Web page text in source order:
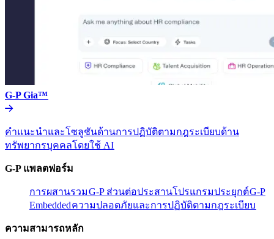
G-P Gia™​​
คำแนะนำและโซลูชันด้านการปฏิบัติตามกฎระเบียบด้าน
ทรัพยากรบุคคลโดยใช้ AI​​
G-P แพลตฟอร์ม​​
การผสานรวม​​G-P ส่วนต่อประสานโปรแกรมประยุกต์​​G-P
Embedded​​ความปลอดภัยและการปฏิบัติตามกฎระเบียบ​​
ความสามารถหลัก​​